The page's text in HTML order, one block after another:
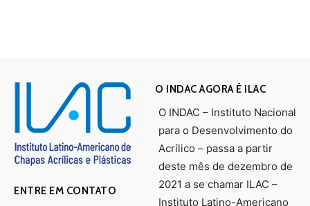
ENTRE EM CONTATO
O INDAC AGORA É ILAC
O INDAC – Instituto Nacional
para o Desenvolvimento do
Acrílico – passa a partir
deste mês de dezembro de
2021 a se chamar ILAC –
Instituto Latino-Americano